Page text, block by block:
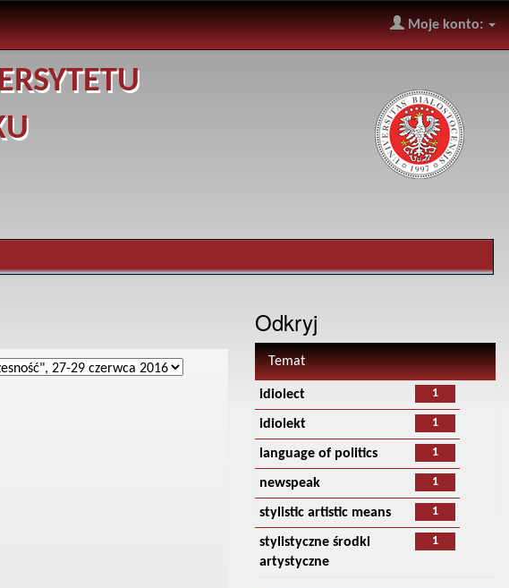
Moje konto:
Odkryj
Temat
1
idiolect
1
idiolekt
1
language of politics
1
newspeak
1
stylistic artistic means
1
stylistyczne środki
artystyczne